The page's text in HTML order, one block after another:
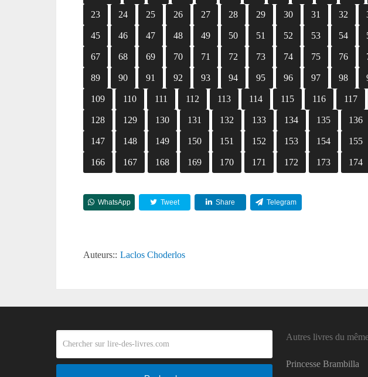
23 24 25 26 27 28 29 30 31 32
45 46 47 48 49 50 51 52 53 54
67 68 69 70 71 72 73 74 75 76
89 90 91 92 93 94 95 96 97 98
109 110 111 112 113 114 115 116 117
128 129 130 131 132 133 134 135 136
147 148 149 150 151 152 153 154 155
166 167 168 169 170 171 172 173 174
WhatsApp Tweet Share Telegram
Auteurs:: Laclos Choderlos
Autres livres du
Princesse Brambilla